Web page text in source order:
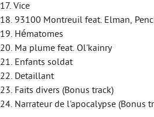
17. Vice
18. 93100 Montreuil feat. Elman,
19. Hématomes
20. Ma plume feat. Ol'kainry
21. Enfants soldat
22. Detaillant
23. Faits divers (Bonus track)
24. Narrateur de l'apocalypse (Bonus